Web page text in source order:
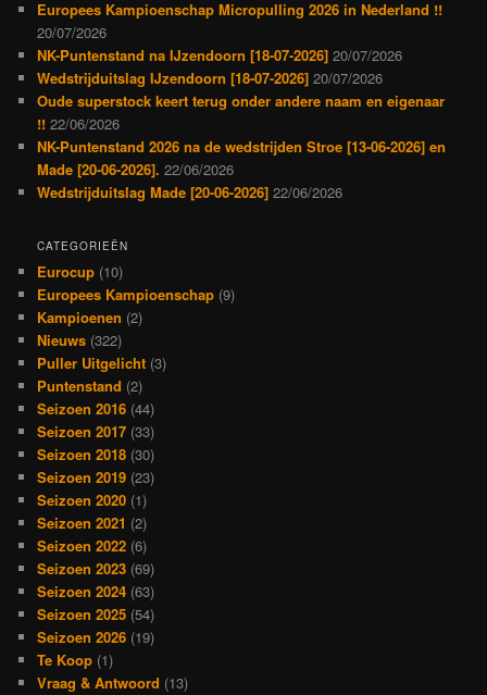
Europees Kampioenschap Micropulling 2026 in Nederland !!
20/07/2026
NK-Puntenstand na IJzendoorn [18-07-2026] 20/07/2026
Wedstrijduitslag IJzendoorn [18-07-2026] 20/07/2026
Oude superstock keert terug onder andere naam en eigenaar
!! 22/06/2026
NK-Puntenstand 2026 na de wedstrijden Stroe [13-06-2026] en
Made [20-06-2026]. 22/06/2026
Wedstrijduitslag Made [20-06-2026] 22/06/2026
CATEGORIEËN
Eurocup (10)
Europees Kampioenschap (9)
Kampioenen (2)
Nieuws (322)
Puller Uitgelicht (3)
Puntenstand (2)
Seizoen 2016 (44)
Seizoen 2017 (33)
Seizoen 2018 (30)
Seizoen 2019 (23)
Seizoen 2020 (1)
Seizoen 2021 (2)
Seizoen 2022 (6)
Seizoen 2023 (69)
Seizoen 2024 (63)
Seizoen 2025 (54)
Seizoen 2026 (19)
Te Koop (1)
Vraag & Antwoord (13)